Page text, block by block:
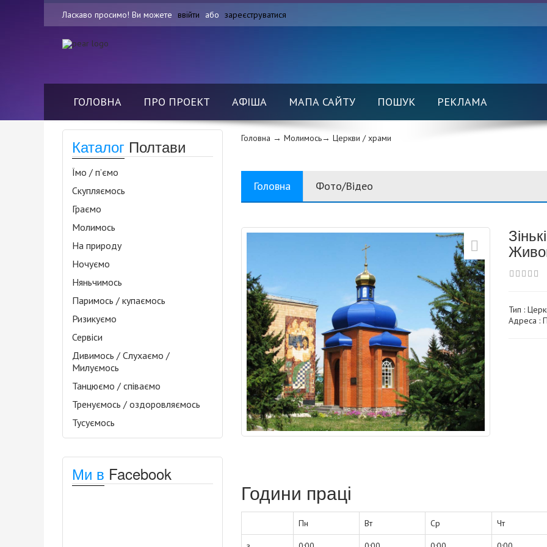
Ласкаво просимо! Ви можете ввійти або зареєструватися
ГОЛОВНА ПРО ПРОЕКТ АФІША МАПА САЙТУ ПОШУК РЕКЛАМА
Каталог Полтави
Їмо / п’ємо
Скупляємось
Граємо
Молимось
На природу
Ночуємо
Няньчимось
Паримось / купаємось
Ризикуємо
Сервіси
Дивимось / Слухаємо /
Милуємось
Танцюємо / співаємо
Тренуємось / оздоровляємось
Тусуємось
Ми в Facebook
Головна → Молимось→ Церкви / храми
Головна Фото/Відео
Тип :
Адреса :
Години праці
Пн Вт Ср Чт